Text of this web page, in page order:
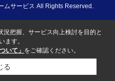
ムサービス All Rights Reserved.
把握、サービス向上検討を目的と
ます。
いて」 をご確認ください。
る